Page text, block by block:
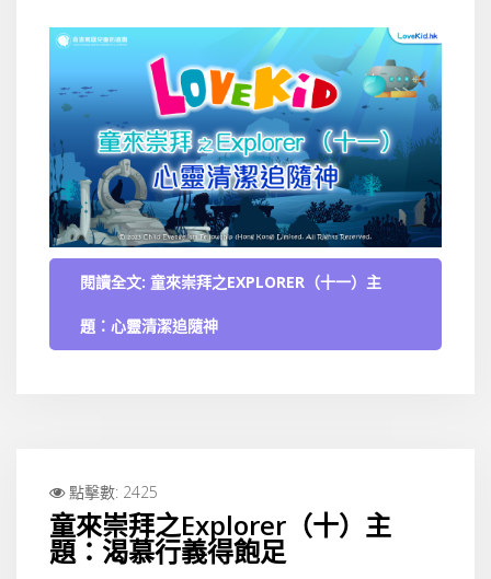
閱讀全文: 童來崇拜之EXPLORER（十一）主
題：心靈清潔追隨神
點擊數: 2425
童來崇拜之Explorer（十）主
題：渴慕行義得飽足